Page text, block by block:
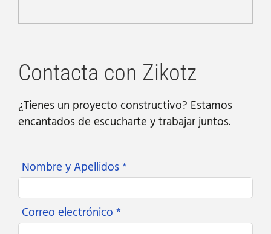
Contacta con Zikotz
¿Tienes un proyecto constructivo? Estamos
encantados de escucharte y trabajar juntos.
Nombre y Apellidos *
Correo electrónico *